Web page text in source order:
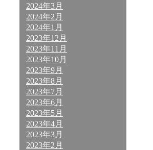
2024年3月
2024年2月
2024年1月
2023年12月
2023年11月
2023年10月
2023年9月
2023年8月
2023年7月
2023年6月
2023年5月
2023年4月
2023年3月
2023年2月